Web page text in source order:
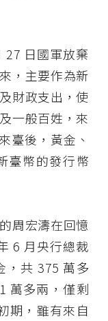
27 日國軍放棄
，主要作為新
財政支出，使
一般百姓，來
臺後，黃金、
臺幣的發行幣
周宏濤在回憶
6 月央行總裁
，共 375 萬多
萬多兩，僅剩
期，雖有來自